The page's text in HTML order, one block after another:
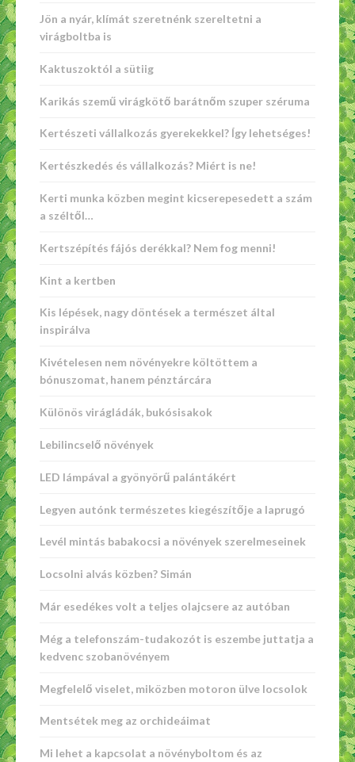
Jön a nyár, klímát szeretnénk szereltetni a
virágboltba is
Kaktuszoktól a sütiig
Karikás szemű virágkötő barátnőm szuper széruma
Kertészeti vállalkozás gyerekekkel? Így lehetséges!
Kertészkedés és vállalkozás? Miért is ne!
Kerti munka közben megint kicserepesedett a szám
a széltől…
Kertszépítés fájós derékkal? Nem fog menni!
Kint a kertben
Kis lépések, nagy döntések a természet által
inspirálva
Kivételesen nem növényekre költöttem a
bónuszomat, hanem pénztárcára
Különös virágládák, bukósisakok
Lebilincselő növények
LED lámpával a gyönyörű palántákért
Legyen autónk természetes kiegészítője a laprugó
Levél mintás babakocsi a növények szerelmeseinek
Locsolni alvás közben? Simán
Már esedékes volt a teljes olajcsere az autóban
Még a telefonszám-tudakozót is eszembe juttatja a
kedvenc szobanövényem
Megfelelő viselet, miközben motoron ülve locsolok
Mentsétek meg az orchideáimat
Mi lehet a kapcsolat a növényboltom és az